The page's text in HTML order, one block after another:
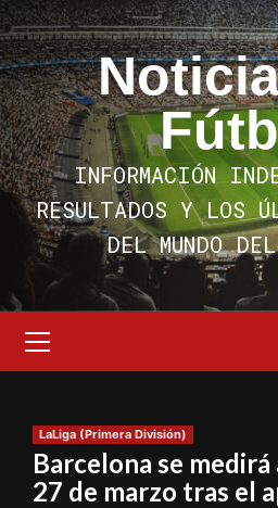
Saltar
al
contenido
INFORMACIÓN
RESULTADOS Y LOS
DEL MUNDO
primario
LaLiga (Primera División)
Barcelona se medirá
27 de marzo tras el